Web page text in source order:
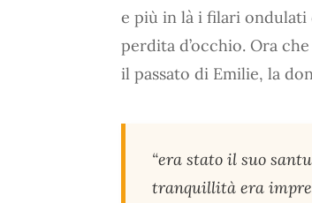
e più in là i filari ondulati
perdita d’occhio. Ora
il passato di Emilie, la
“era stato il suo
tranquillità era